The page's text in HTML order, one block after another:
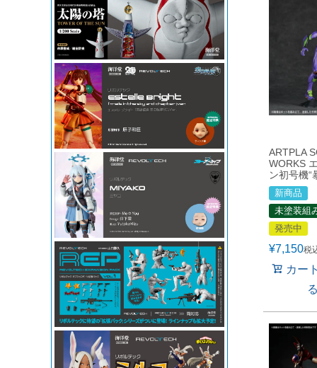
ARTPLA
WORKS
ン初号機“
新商品
未塗装組
発売中
¥7,150税
カー